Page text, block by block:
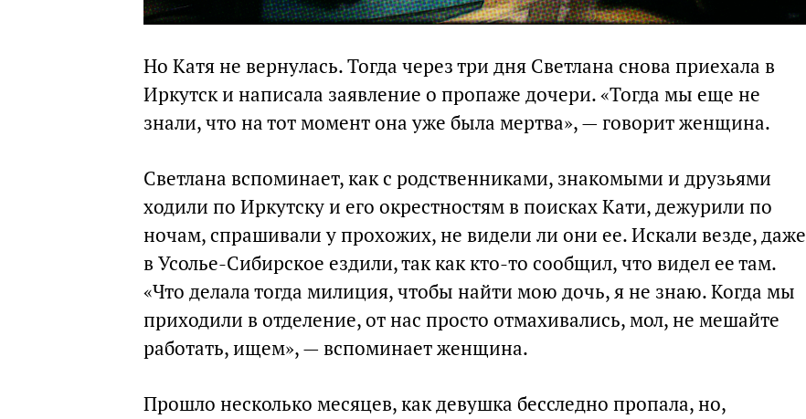
Но Катя не вернулась. Тогда через три дня Светлана снова приехала в
Иркутск и написала заявление о пропаже дочери. «Тогда мы еще не
знали, что на тот момент она уже была мертва», — говорит женщина.
Светлана вспоминает, как с родственниками, знакомыми и друзьями
ходили по Иркутску и его окрестностям в поисках Кати, дежурили по
ночам, спрашивали у прохожих, не видели ли они ее. Искали везде, даже
в Усолье-Сибирское ездили, так как кто-то сообщил, что видел ее там.
«Что делала тогда милиция, чтобы найти мою дочь, я не знаю. Когда мы
приходили в отделение, от нас просто отмахивались, мол, не мешайте
работать, ищем», — вспоминает женщина.
Прошло несколько месяцев, как девушка бесследно пропала, но,